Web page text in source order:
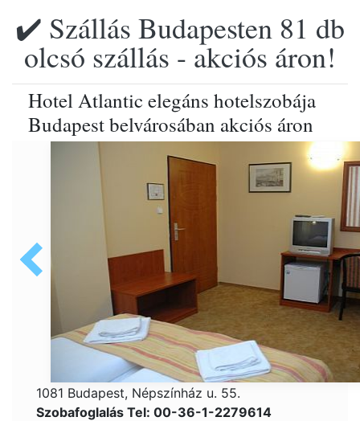
✔️ Szállás Budapesten 81 db
olcsó szállás - akciós áron!
Hotel Atlantic elegáns hotelszobája
Budapest belvárosában akciós áron
1081 Budapest, Népszínház u. 55.
Szobafoglalás Tel: 00-36-1-2279614